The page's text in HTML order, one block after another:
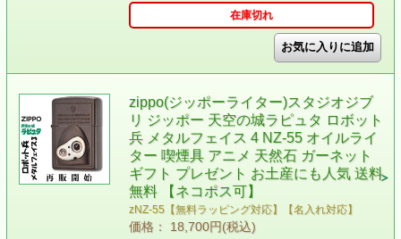
在庫切れ
zippo(ジッポーライター)スタジオジブ
リ ジッポー 天空の城ラピュタ ロボット
兵 メタルフェイス 4 NZ-55 オイルライ
ター 喫煙具 アニメ 天然石 ガーネット
ギフト プレゼント お土産にも人気 送料
無料 【ネコポス可】
zNZ-55【無料ラッピング対応】【名入れ対応】
価格： 18,700円(税込)